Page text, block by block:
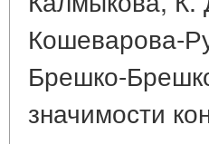
Кошеварова-
Брешко-
значимости